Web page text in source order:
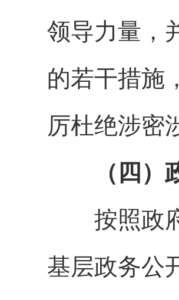
领导力量，
的若干措施
厉杜绝涉密
（四
按照政府
基层政务公